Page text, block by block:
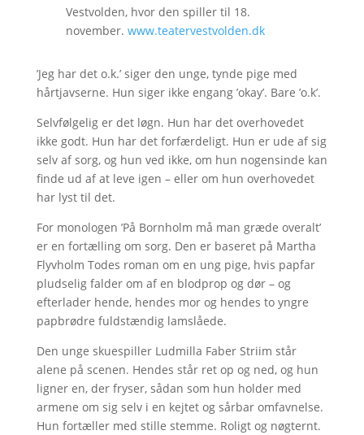
Vestvolden, hvor den spiller til 18.
november. www.teatervestvolden.dk
’Jeg har det o.k.’ siger den unge, tynde pige med
hårtjavserne. Hun siger ikke engang ’okay’. Bare ’o.k’.
Selvfølgelig er det løgn. Hun har det overhovedet
ikke godt. Hun har det forfærdeligt. Hun er ude af sig
selv af sorg, og hun ved ikke, om hun nogensinde kan
finde ud af at leve igen – eller om hun overhovedet
har lyst til det.
For monologen ’På Bornholm må man græde overalt’
er en fortælling om sorg. Den er baseret på Martha
Flyvholm Todes roman om en ung pige, hvis papfar
pludselig falder om af en blodprop og dør – og
efterlader hende, hendes mor og hendes to yngre
papbrødre fuldstændig lamslåede.
Den unge skuespiller Ludmilla Faber Striim står
alene på scenen. Hendes står ret op og ned, og hun
ligner en, der fryser, sådan som hun holder med
armene om sig selv i en kejtet og sårbar omfavnelse.
Hun fortæller med stille stemme. Roligt og nøgternt.